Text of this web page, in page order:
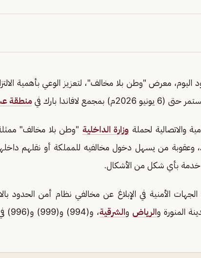
اليوم، معرض "وطن بلا مخالف"، لتعزيز الوعي بأهمية
لافاندا بارك في
منطقة
والاتصالية لحملة وزارة الداخلية "وطن بلا مخالف"
وعقوبة من يسهل دخول مخالفيه للمملكة أو نقلهم
خدمة بأي شكل من الأشكال.
الأمنية في الإبلاغ عن مخالفي نظام أمن الحدود
الرياض والشرقية، و(994) و(999) و(996) في بقية مناطق